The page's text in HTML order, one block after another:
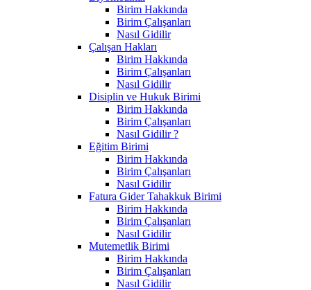
Birim Hakkında
Birim Çalışanları
Nasıl Gidilir
Çalışan Hakları
Birim Hakkında
Birim Çalışanları
Nasıl Gidilir
Disiplin ve Hukuk Birimi
Birim Hakkında
Birim Çalışanları
Nasıl Gidilir ?
Eğitim Birimi
Birim Hakkında
Birim Çalışanları
Nasıl Gidilir
Fatura Gider Tahakkuk Birimi
Birim Hakkında
Birim Çalışanları
Nasıl Gidilir
Mutemetlik Birimi
Birim Hakkında
Birim Çalışanları
Nasıl Gidilir